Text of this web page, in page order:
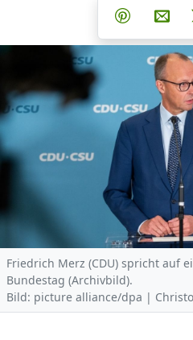
Teilen
Teilen auf
Per
Friedrich Merz (CDU) spricht auf
Bundestag (Archivbild).
Bild: picture alliance/dpa |